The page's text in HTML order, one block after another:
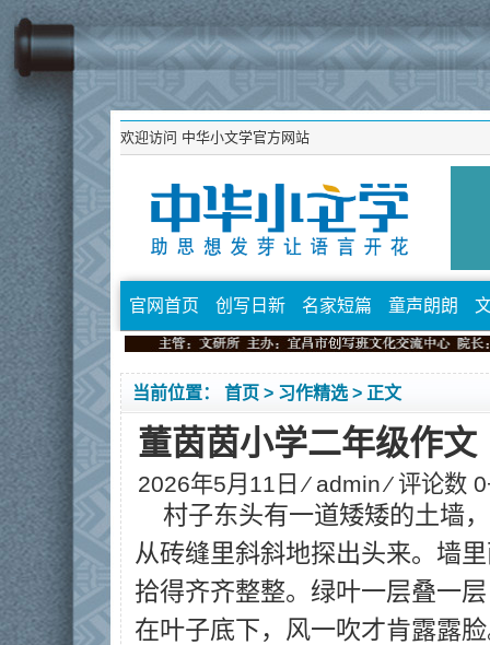
欢迎访问 中华小文学官方网站
官网首页 创写日新 名家短篇 童声朗朗
当前位置： 首页 > 习作精选 > 正文
董茵茵小学二年级作文
2026年5月11日 ⁄ admin⁄ 评论数
村子东头有一道矮矮的土墙
从砖缝里斜斜地探出头来。墙
拾得齐齐整整。绿叶一层叠一
在叶子底下，风一吹才肯露露